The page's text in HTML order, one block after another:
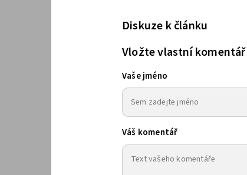
Diskuze k článku
Vložte vlastní komentář
Vaše jméno
Váš komentář